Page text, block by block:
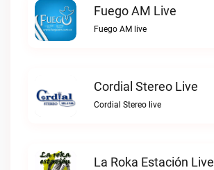
Fuego AM Live
Fuego AM live
Cordial Stereo Live
Cordial Stereo live
La Roka Estación Live